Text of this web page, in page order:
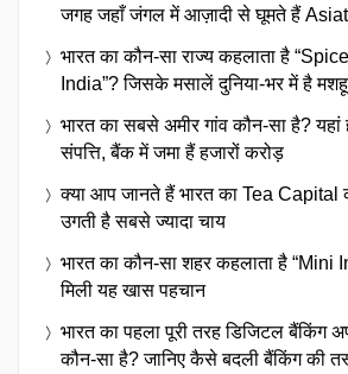
जगह जहाँ जंगल में आज़ादी से घूमते हैं
भारत का कौन-सा राज्य कहलाता है
India”? जिसके मसालें दुनिया-भर में है
भारत का सबसे अमीर गांव कौन-सा है? यहां
संपत्ति, बैंक में जमा हैं हजारों करोड़
क्या आप जानते हैं भारत का Tea Capital
उगती है सबसे ज्यादा चाय
भारत का कौन-सा शहर कहलाता है “Mini
मिली यह खास पहचान
भारत का पहला पूरी तरह डिजिटल बैंकिंग
कौन-सा है? जानिए कैसे बदली बैंकिंग की